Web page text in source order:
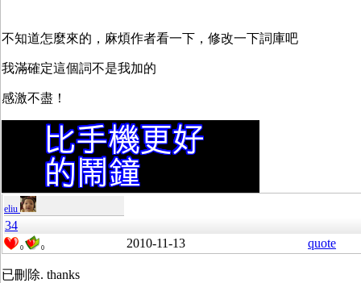
不知道怎麼來的，麻煩作者看一下，修改一下詞庫吧
我滿確定這個詞不是我加的
感激不盡！
eliu
34
0 0 2010-11-13 quote
已刪除. thanks